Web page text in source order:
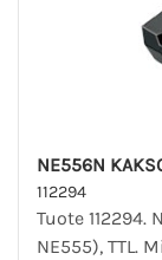
NE556N
112294
Tuote
NE555), TTL.